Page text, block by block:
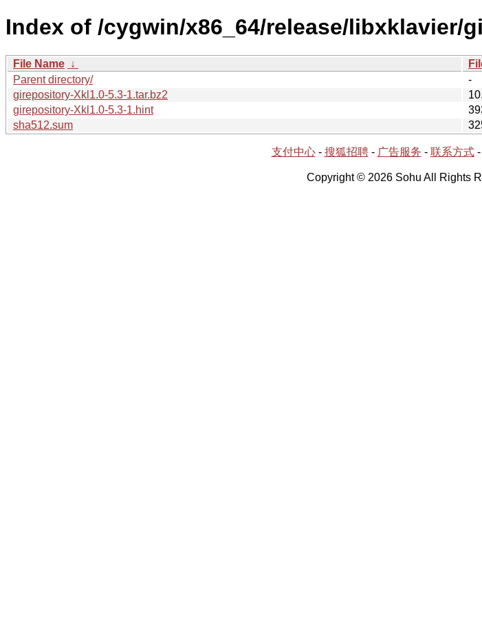
Index of /cygwin/x86_64/release/libxklavier/
File Name ↓
Parent directory/
-
girepository-Xkl1.0-5.3-1.tar.bz2
girepository-Xkl1.0-5.3-1.hint
sha512.sum
支付中心- 搜狐招聘- 广告服务 - 联系方式-
Copyright © 2026 Sohu All Rights